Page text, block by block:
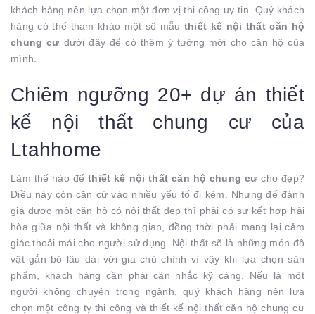
khách hàng nên lựa chọn một đơn vị thi công uy tin. Quý khách
hàng có thể tham khảo một số mẫu thiết kế nội thất căn hộ
chung cư dưới đây để có thêm ý tưởng mới cho căn hộ của
mình.
Chiêm ngưỡng 20+ dự án thiết
kế nội thất chung cư của
Ltahhome
Làm thế nào đểthiết kế nội thất căn hộ chung cư cho đẹp?
Điều này còn căn cứ vào nhiều yếu tố đi kèm. Nhưng để đánh
giá được một căn hộ có nội thất đẹp thì phải có sự kết hợp hài
hòa giữa nội thất và không gian, đồng thời phải mang lại cảm
giác thoải mái cho người sử dụng. Nội thất sẽ là những món đồ
vật gắn bó lâu dài với gia chủ chính vì vậy khi lựa chọn sản
phẩm, khách hàng cần phải cân nhắc kỹ càng. Nếu là một
người không chuyên trong ngành, quý khách hàng nên lựa
chọn một công ty thi công và thiết kế nội thất căn hộ chung cư